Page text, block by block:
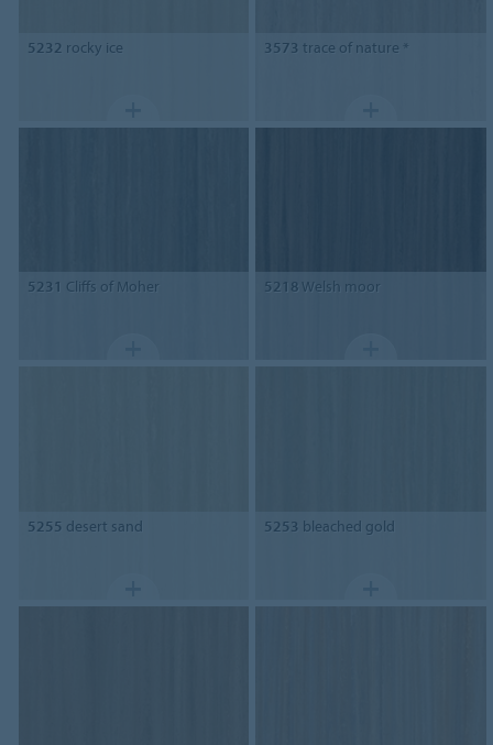
5232 rocky ice 3573 trace of nature *
5231 Cliffs of Moher 5218 Welsh moor
5255 desert sand 5253 bleached gold